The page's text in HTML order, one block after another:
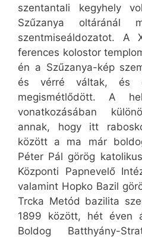
szentantali kegyhely
Szűzanya oltáránál
szentmiseáldozatot. A
ferences kolostor
én a Szűzanya-kép
és vérré váltak, és
megismétlődött. A
vonatkozásában
annak, hogy itt
között a ma már
Péter Pál görög
Központi Papnevelő
valamint Hopko Bazil
Trcka Metód bazilita
1899 között, hét éven
Boldog Batthyány-